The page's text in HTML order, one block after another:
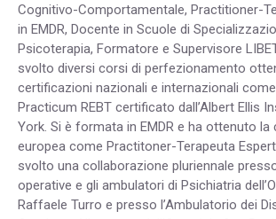
Cognitivo-Comportamentale, Practitioner-
in EMDR, Docente in Scuole di
Psicoterapia, Formatore e Supervisore
svolto diversi corsi di perfezionamento
certificazioni nazionali e internazionali
Practicum REBT certificato dall’Albert Ellis
York. Si è formata in EMDR e ha ottenuto la
europea come Practitoner-Terapeuta
svolto una collaborazione pluriennale
operative e gli ambulatori di Psichiatria
Raffaele Turro e presso l’Ambulatorio dei